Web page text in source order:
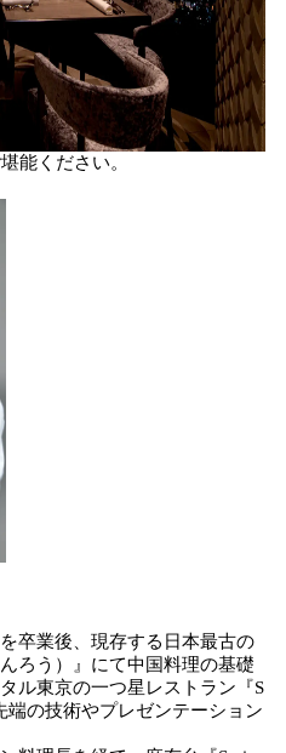
能ください。
卒業後、現存する日本最古の
ろう）』にて中国料理の基礎
ル東京の一つ星レストラン『S
端の技術やプレゼンテーション